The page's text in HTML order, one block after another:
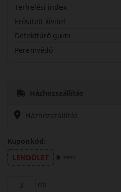
Terhelési index
Erősített kivitel
Defekttűrő gumi
Peremvédő
Házhozszállítás
Házhozszállítás
Kuponkód:
LENDÜLET
másol
db